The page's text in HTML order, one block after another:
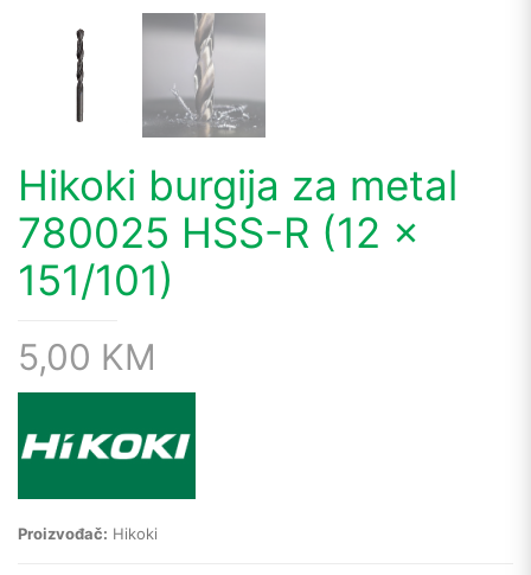
Hikoki burgija za metal
780025 HSS-R (12 x
151/101)
5,00 KM
Proizvođač: Hikoki